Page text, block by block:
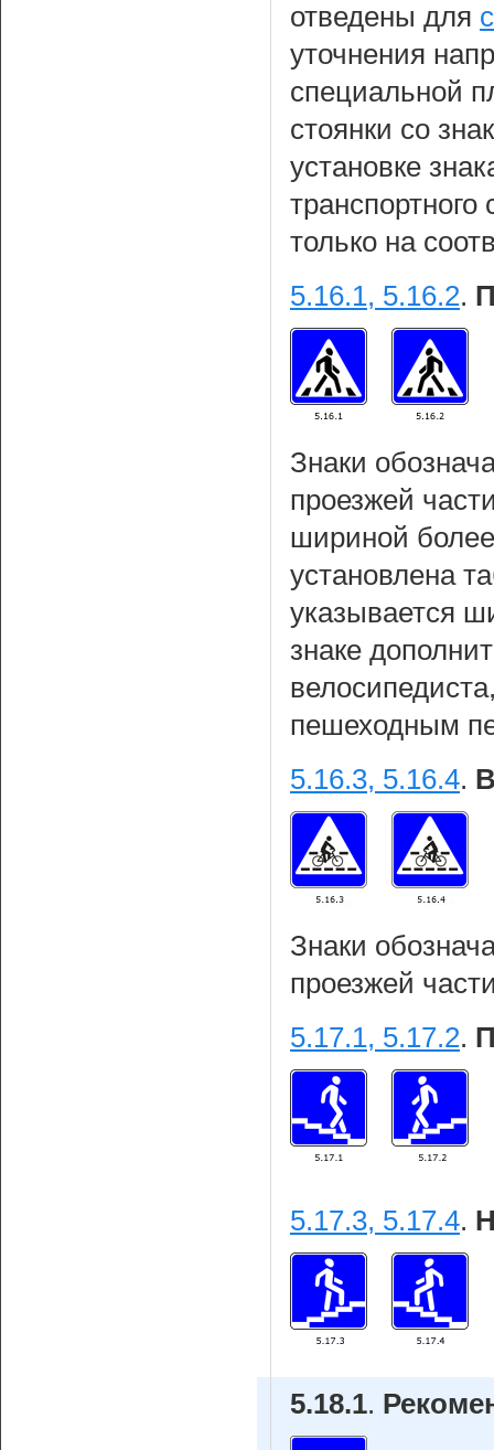
отведены для
уточнения
специальной
стоянки со
установке
транспортного
только на
5.16.1, 5.16.2.
Знаки
проезжей
шириной
установлена
указывается
знаке
пешеходным
5.16.3, 5.16.4.
Знаки
проезжей
5.17.1, 5.17.2.
5.17.3, 5.17.4.
5.18.1.